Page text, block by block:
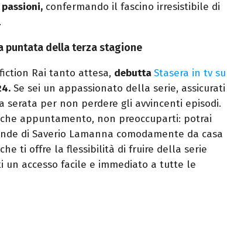
confermando il fascino irresistibile di
puntata della terza stagione
Rai tanto attesa, debuttaStasera in tv su
Se sei un appassionato della serie, assicurati
serata per non perdere gli avvincenti episodi.
appuntamento, non preoccuparti: potrai
di Saverio Lamanna comodamente da casa
che ti offre la flessibilità di fruire della serie
un accesso facile e immediato a tutte le